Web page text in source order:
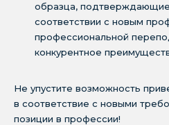
образца,
соответствии с новым
профессиональной
конкурентное
Не упустите возможность
в соответствие с новыми
позиции в профессии!